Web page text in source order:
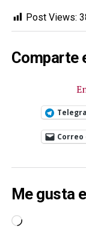
Post Views:
Comparte
Me gusta
Cargando...